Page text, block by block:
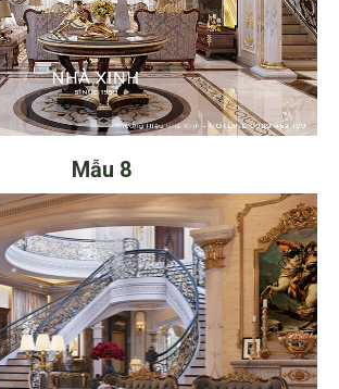
Mẫu 8